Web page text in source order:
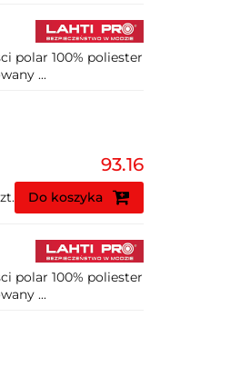
polar 100% poliester
...
93.16
Do koszyka
polar 100% poliester
...